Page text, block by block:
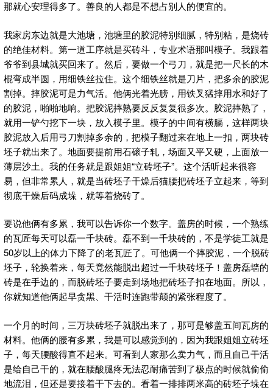
那就心安理得多了。善良的人都是不想占别人的便宜的。
我家房东边就是大池塘，池塘里的胶泥特别细腻，特别粘，是烧砖
的绝佳材料。第一道工序就是买砖斗，专业术语那叫模子。我跟着
爷爷到县城就买回来了。然后，要做一个弓刀，就是把一尺长的木
棍弯成半圆，用细铁丝拉住。这个细铁丝就是刀片，把多余的胶泥
割掉。摔胶泥可是力气活。他俩光着光膀，用铁叉猛摔用水和好了
的胶泥，啪啪地响。把胶泥摔熟要反反复复很多次。胶泥摔熟了，
就用一铲勺挖下一块，放入模子里。模子的中间有横膈，这样两块
胶泥放入后用弓刀割掉多余的，把模子翻过来在地上一扣，两块砖
坯子就出来了。地面要提前用石磙子轧，场面又平又硬，上面放一
薄层沙土。我的任务就是跟姐姐“立砖坯子”。这个活听起来很容
易，但非常累人，就是当砖坯子干燥后猫腰把砖坯子立起来，等到
彻底干燥后码成垛，就等着烧砖了。
要说他俩有多累，我可以告诉你一个数字。盖房的时候，一个熟练
的瓦匠每天可以磊一千块砖。磊不到一千块砖的，不是学徒工就是
50岁以上的体力下降了的老瓦匠了。可他俩一个摔胶泥，一个脱砖
坯子，轮换着来，每天竟然能脱出超过一千块砖坯子！盖房磊墙的
砖是在手边的，而脱砖坯子要走到场地把砖坯子扣在地面。所以，
你就知道他俩起早贪黑、干活时连跑带颠的紧张程度了。
一个月的时间，三万块砖坯子就脱出来了，那可是够盖五间瓦房的
材料。他俩的腰有多累，我是可以感觉到的，因为我跟姐姐立砖坯
子，每天腰酸得直不起来。可看到人家那么卖力气，而且自己干活
是给自己干的，就在腰酸腿疼无法忍耐痛苦到了极点的时候就偷偷
地流泪，但还是要接着干下去的。看着一排排两米高的砖坯子垛在